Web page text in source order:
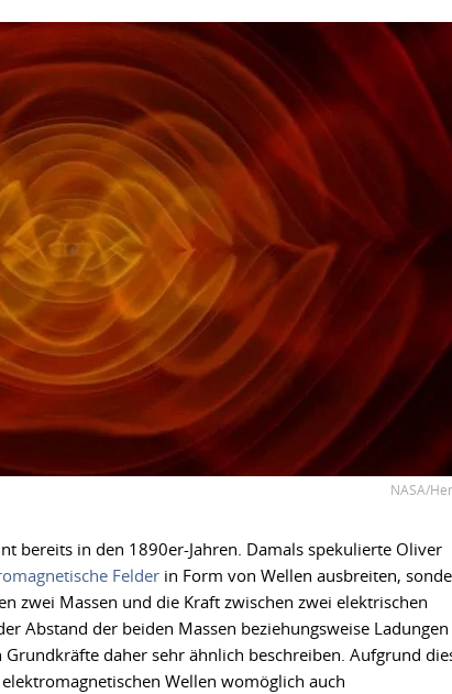
NASA/
bereits in den 1890er-Jahren. Damals spekulierte Oliver
Felder in Form von Wellen ausbreiten,
zwei Massen und die Kraft zwischen zwei elektrischen
Abstand der beiden Massen beziehungsweise Ladungen
daher sehr ähnlich beschreiben. Aufgrund
Wellen womöglich auch